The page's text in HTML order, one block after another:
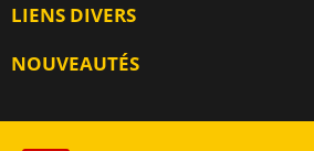
LIENS DIVERS
NOUVEAUTÉS